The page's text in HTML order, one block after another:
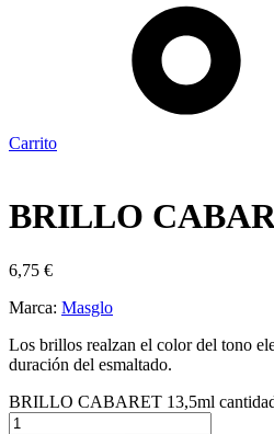
Carrito
BRILLO
6,75 €
Marca: Masglo
Los brillos realzan el color del tono
duración del esmaltado.
BRILLO CABARET 13,5ml